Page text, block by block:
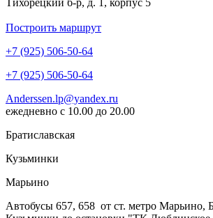
Тихорецкий б-р, д. 1, корпус 5
Построить маршрут
+7 (925) 506-50-64
+7 (925) 506-50-64
Anderssen.lp@yandex.ru
ежедневно с 10.00 до 20.00
Братиславская
Кузьминки
Марьино
Автобусы 657, 658 от ст. метро Марьино,